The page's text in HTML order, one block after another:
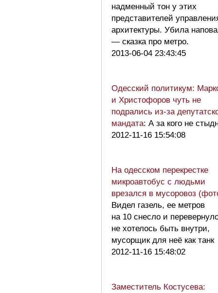
надменный тон у этих
представителей
архитектуры. Убила
— сказка про метро.
2013-06-04 23:43:45
Одесский политикум:
и Христофоров чуть не
подрались из-за
мандата: А за кого не
2012-11-16 15:54:08
На одесском перекрестке
микроавтобус с людьми
врезался в мусоровоз
Видел газель, ее метров
на 10 снесло и
не хотелось быть внутри,
мусорщик для неё как
2012-11-16 15:48:02
Заместитель Костусева: